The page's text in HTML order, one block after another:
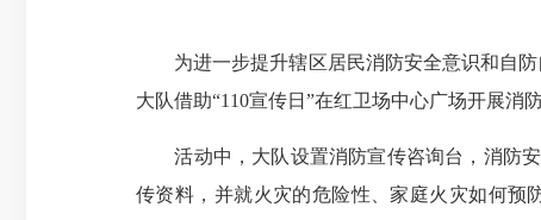
为进一步提升辖区居民消防安全意识和自防
大队借助“110宣传日”在红卫场中心广场开展消
活动中，大队设置消防宣传咨询台，消防安
传资料，并就火灾的危险性、家庭火灾如何预